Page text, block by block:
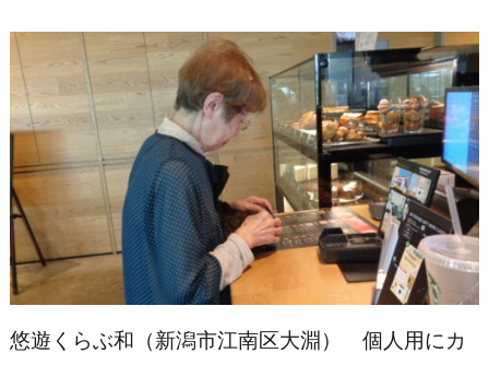
悠遊くらぶ和（新潟市江南区大淵） 個人用にカ